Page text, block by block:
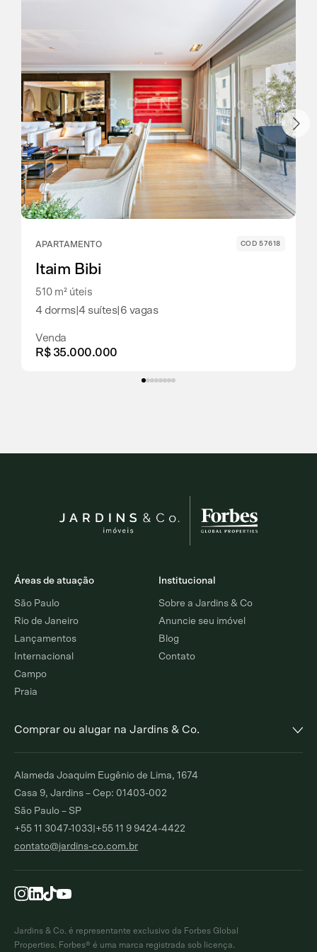
COD 57618
APARTAMENTO
Itaim Bibi
510 m² úteis
4 dorms| 4 suítes| 6 vagas
Venda
R$ 35.000.000
Áreas de atuação
São Paulo
Rio de Janeiro
Lançamentos
Internacional
Campo
Praia
Institucional
Sobre a Jardins & Co
Anuncie seu imóvel
Blog
Contato
Comprar ou alugar na Jardins & Co.
Alto de Pinheiros
Comprar Alugar
Jardim Europa
Moema Índios
ComprarAlugar Comprar
ComprarAlugar Comprar
Moema Pássaros
Campo Belo Itaim Bibi
Alameda Joaquim Eugênio de Lima, 1674
Casa 9, Jardins – Cep: 01403-002
São Paulo – SP
+55 11 3047-1033 +55 11 9 9424-4422
contato@jardins-co.com.br
Jardins & Co. é representante exclusivo da Forbes Global
Properties. Forbes® é uma marca registrada sob licença.